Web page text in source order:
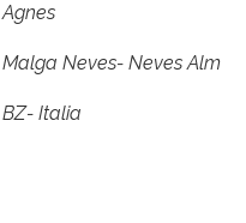
Agnes
Malga Neves- Neves Alm
BZ- Italia